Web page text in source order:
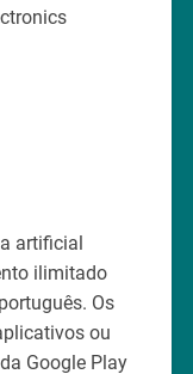
artificial
ilimitado
Os
ou
Google Play